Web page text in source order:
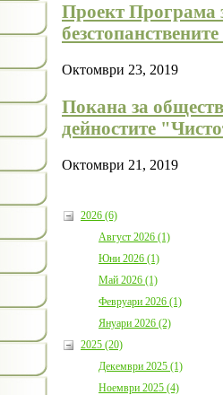
Проект Програма
Октомври 23, 2019
Покана за
дейностите
Октомври 21, 2019
2026 (6)
Август 2026 (1)
Юни 2026 (1)
Май 2026 (1)
Февруари 2026 (1)
Януари 2026 (2)
2025 (20)
Декември 2025 (1)
Ноември 2025 (4)